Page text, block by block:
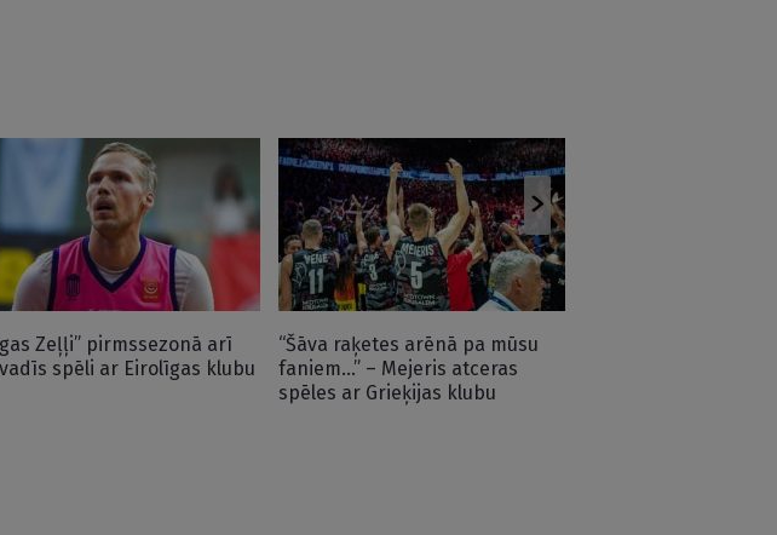
Zeļļi” pirmssezonā arī
spēli ar Eirolīgas klubu
“Šāva raķetes arēnā pa mūsu
faniem…” – Mejeris atceras
spēles ar Grieķijas klubu